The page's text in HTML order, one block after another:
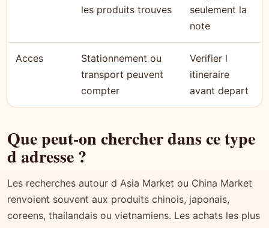
les produits trouves
seulement la
note
Acces
Stationnement ou
transport peuvent
compter
Verifier l
itineraire
avant depart
Que peut-on chercher dans ce type
d adresse ?
Les recherches autour d Asia Market ou China Market
renvoient souvent aux produits chinois, japonais,
coreens, thailandais ou vietnamiens. Les achats les plus